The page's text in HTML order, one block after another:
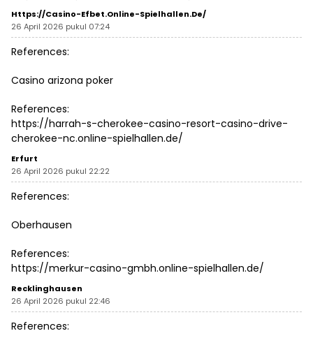
Https://casino-Efbet.online-Spielhallen.de/
26 April 2026 pukul 07:24
References:
Casino arizona poker
References:
https://harrah-s-cherokee-casino-resort-casino-drive-
cherokee-nc.online-spielhallen.de/
Erfurt
26 April 2026 pukul 22:22
References:
Oberhausen
References:
https://merkur-casino-gmbh.online-spielhallen.de/
Recklinghausen
26 April 2026 pukul 22:46
References: